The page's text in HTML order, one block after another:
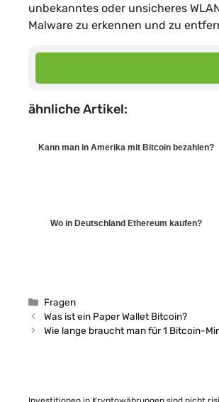
unbekanntes oder unsicheres
Malware zu erkennen und zu
ähnliche Artikel:
Kann man in Amerika mit Bitcoin bezahlen?
Wo in Deutschland Ethereum kaufen?
Kategorien
Fragen
Was ist ein Paper Wallet Bitcoin?
Wie lange braucht man für 1 Bitcoin-